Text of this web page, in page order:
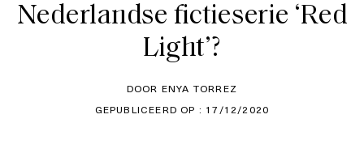
Nederlandse fictieserie ‘Red
Light’?
DOOR ENYA TORREZ
GEPUBLICEERD OP : 17/12/2020